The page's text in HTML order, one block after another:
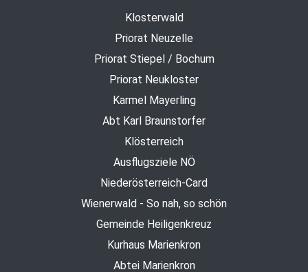
Klosterwald
Priorat Neuzelle
Priorat Stiepel / Bochum
Priorat Neukloster
Karmel Mayerling
Abt Karl Braunstorfer
Klösterreich
Ausflugsziele NÖ
Niederösterreich-Card
Wienerwald - So nah, so schön
Gemeinde Heiligenkreuz
Kurhaus Marienkron
Abtei Marienkron